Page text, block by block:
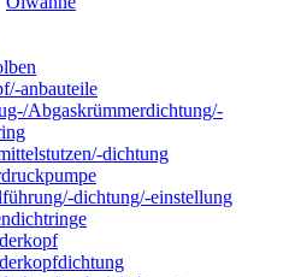
anbauteile
Abgaskrümmerdichtung/-
dichtung
dichtung/-einstellung